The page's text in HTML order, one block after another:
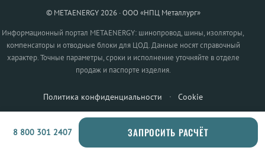
© METAENERGY 2026 · ООО «НПЦ Металлург»
Информационный портал METAENERGY: шинопровод, шины, изоляторы,
компенсаторы и отводные блоки для ЦОД. Данные носят справочный
характер. Точные параметры, сроки и исполнение уточняйте в отделе
продаж и паспорте изделия.
Политика конфиденциальности · Cookie
8 800 301 2407 ЗАПРОСИТЬ РАСЧЁТ